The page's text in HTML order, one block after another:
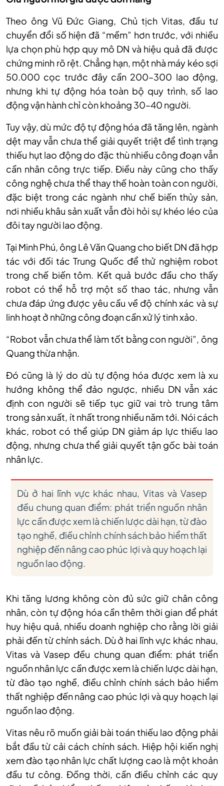
Theo ông Vũ Đức Giang, Chủ tịch Vitas, đầu tư
chuyển đổi số hiện đã “mềm” hơn trước, với nhiều
lựa chọn phù hợp quy mô DN và hiệu quả đã được
chứng minh rõ rệt. Chẳng hạn, một nhà máy kéo sợi
50.000 cọc trước đây cần 200–300 lao động,
nhưng khi tự động hóa toàn bộ quy trình, số lao
động vận hành chỉ còn khoảng 30–40 người.
Tuy vậy, dù mức độ tự động hóa đã tăng lên, ngành
dệt may vẫn chưa thể giải quyết triệt để tình trạng
thiếu hụt lao động do đặc thù nhiều công đoạn vẫn
cần nhân công trực tiếp. Điều này cũng cho thấy
công nghệ chưa thể thay thế hoàn toàn con người,
đặc biệt trong các ngành như chế biến thủy sản,
nơi nhiều khâu sản xuất vẫn đòi hỏi sự khéo léo của
đôi tay người lao động.
Tại Minh Phú, ông Lê Văn Quang cho biết DN đã hợp
tác với đối tác Trung Quốc để thử nghiệm robot
trong chế biến tôm. Kết quả bước đầu cho thấy
robot có thể hỗ trợ một số thao tác, nhưng vẫn
chưa đáp ứng được yêu cầu về độ chính xác và sự
linh hoạt ở những công đoạn cần xử lý tinh xảo.
“Robot vẫn chưa thể làm tốt bằng con người”, ông
Quang thừa nhận.
Đó cũng là lý do dù tự động hóa được xem là xu
hướng không thể đảo ngược, nhiều DN vẫn xác
định con người sẽ tiếp tục giữ vai trò trung tâm
trong sản xuất, ít nhất trong nhiều năm tới. Nói cách
khác, robot có thể giúp DN giảm áp lực thiếu lao
động, nhưng chưa thể giải quyết tận gốc bài toán
nhân lực.
Dù ở hai lĩnh vực khác nhau, Vitas và Vasep
đều chung quan điểm: phát triển nguồn nhân
lực cần được xem là chiến lược dài hạn, từ đào
tạo nghề, điều chỉnh chính sách bảo hiểm thất
nghiệp đến nâng cao phúc lợi và quy hoạch lại
nguồn lao động.
Khi tăng lương không còn đủ sức giữ chân công
nhân, còn tự động hóa cần thêm thời gian để phát
huy hiệu quả, nhiều doanh nghiệp cho rằng lời giải
phải đến từ chính sách. Dù ở hai lĩnh vực khác nhau,
Vitas và Vasep đều chung quan điểm: phát triển
nguồn nhân lực cần được xem là chiến lược dài hạn,
từ đào tạo nghề, điều chỉnh chính sách bảo hiểm
thất nghiệp đến nâng cao phúc lợi và quy hoạch lại
nguồn lao động.
Vitas nêu rõ muốn giải bài toán thiếu lao động phải
bắt đầu từ cải cách chính sách. Hiệp hội kiến nghị
xem đào tạo nhân lực chất lượng cao là một khoản
đầu tư công. Đồng thời, cần điều chỉnh các quy